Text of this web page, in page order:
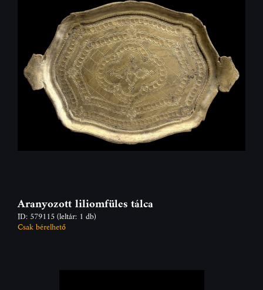
Aranyozott liliomfüles tálca
ID: 579115(leltár: 1 db)
Csak bérelhető